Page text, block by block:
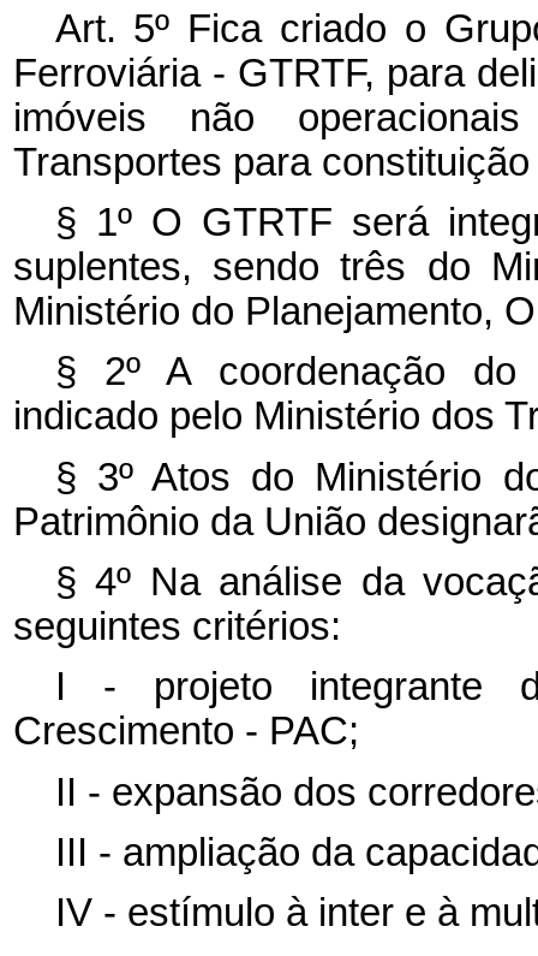
Art. 5º Fica criado o
Ferroviária - GTRTF, para
imóveis não
Transportes para
§ 1º O GTRTF será
suplentes, sendo três do
Ministério do Planejamento,
§ 2º A coordenação do
indicado pelo Ministério dos
§ 3º Atos do Ministério
Patrimônio da União
§ 4º Na análise da
seguintes critérios:
I - projeto integrante
Crescimento - PAC;
II - expansão dos
III - ampliação da
IV - estímulo à inter e à